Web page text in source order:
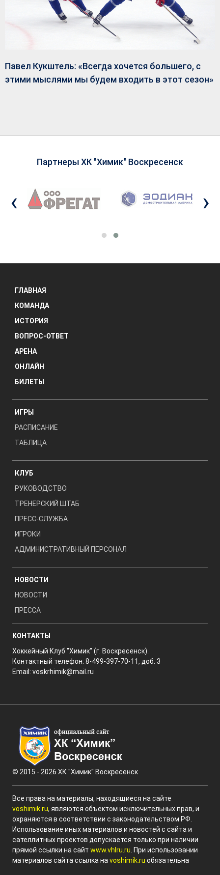
Павел Кукштель: «Всегда хочется большего, с
этими мыслями мы будем входить в этот сезон»
Партнеры ХК "Химик" Воскресенск
‹ ›
ГЛАВНАЯ
КОМАНДА
ИСТОРИЯ
ВОПРОС-ОТВЕТ
АРЕНА
ОНЛАЙН
БИЛЕТЫ
ИГРЫ
РАСПИСАНИЕ
ТАБЛИЦА
КЛУБ
РУКОВОДСТВО
ТРЕНЕРСКИЙ ШТАБ
ПРЕСС-СЛУЖБА
ИГРОКИ
АДМИНИСТРАТИВНЫЙ ПЕРСОНАЛ
НОВОСТИ
НОВОСТИ
ПРЕССА
КОНТАКТЫ
Хоккейный Клуб "Химик" (г. Воскресенск).
Контактный телефон: 8-499-397-70-11, доб. 3
Email: voskrhimik@mail.ru
© 2015 - 2026 ХК "Химик" Воскресенск
Все права на материалы, находящиеся на сайте
voshimik.ru, являются объектом исключительных прав, и
охраняются в соответствии с законодательством РФ.
Использование иных материалов и новостей с сайта и
сателлитных проектов допускается только при наличии
прямой ссылки на сайт www.vhlru.ru. При использовании
материалов сайта ссылка наvoshimik.ru обязательна